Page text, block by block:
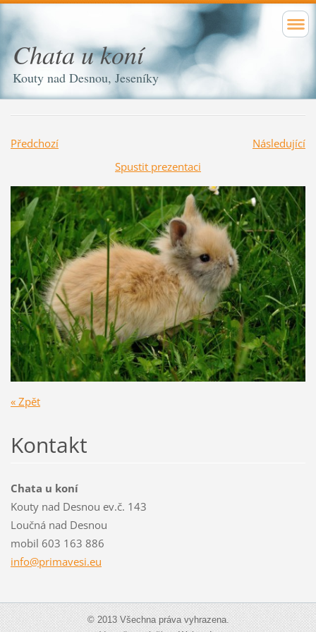
Chata u koní
Kouty nad Desnou, Jeseníky
Předchozí
Následující
Spustit prezentaci
« Zpět
Kontakt
Chata u koní
Kouty nad Desnou ev.č. 143
Loučná nad Desnou
mobil 603 163 886
info@primavesi.eu
© 2013 Všechna práva vyhrazena.